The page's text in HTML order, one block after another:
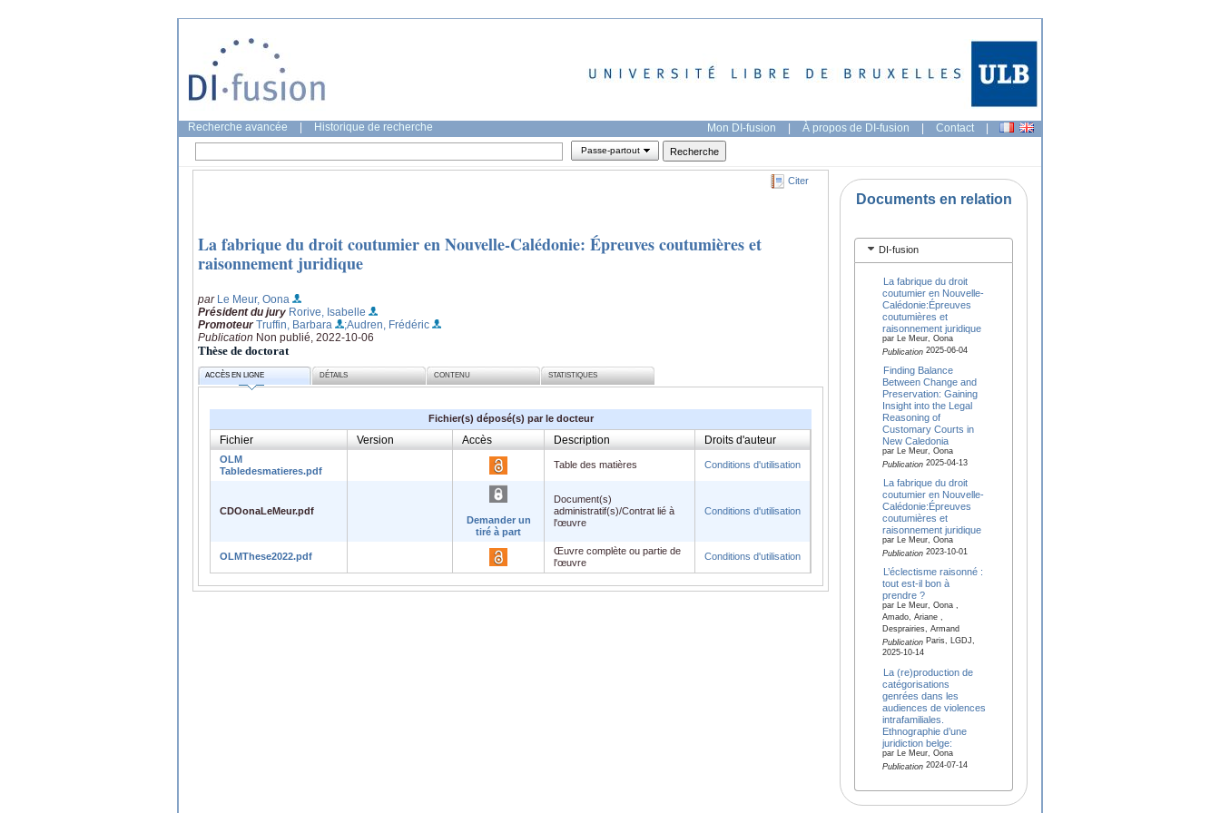
Recherche avancée Historique de recherche Mon DI-fusion | À propos de DI-fusion | Contact |
Passe-partout
Citer
La fabrique du droit coutumier en Nouvelle-Calédonie: Épreuves coutumières et
raisonnement juridique
par Le Meur, Oona
Président du jury Rorive, Isabelle
Promoteur Truffin, Barbara
;Audren, Frédéric
Publication Non publié, 2022-10-06
Thèse de doctorat
ACCÈS EN LIGNE DÉTAILS CONTENU STATISTIQUES
Fichier(s) déposé(s) par le docteur
Fichier Version Accès Description Droits d'auteur
OLM
Tabledesmatieres.pdf
Table des matières Conditions d'utilisation
CDOonaLeMeur.pdf
Demander un
tiré à part
Document(s)
administratif(s)/Contrat lié à
l'œuvre
Conditions d'utilisation
OLMThese2022.pdf
Œuvre complète ou partie de
l'œuvre
Conditions d'utilisation
Documents en relation
DI-fusion
La fabrique du droit
coutumier en Nouvelle-
Calédonie:Épreuves
coutumières et
raisonnement juridique
par Le Meur, Oona
Publication2025-06-04
Finding Balance
Between Change and
Preservation: Gaining
Insight into the Legal
Reasoning of
Customary Courts in
New Caledonia
par Le Meur, Oona
Publication2025-04-13
La fabrique du droit
coutumier en Nouvelle-
Calédonie:Épreuves
coutumières et
raisonnement juridique
par Le Meur, Oona
Publication2023-10-01
L’éclectisme raisonné :
tout est-il bon à
prendre ?
par Le Meur, Oona ,
Amado, Ariane ,
Desprairies, Armand
PublicationParis, LGDJ,
2025-10-14
La (re)production de
catégorisations
genrées dans les
audiences de violences
intrafamiliales.
Ethnographie d’une
juridiction belge:
par Le Meur, Oona
Publication2024-07-14